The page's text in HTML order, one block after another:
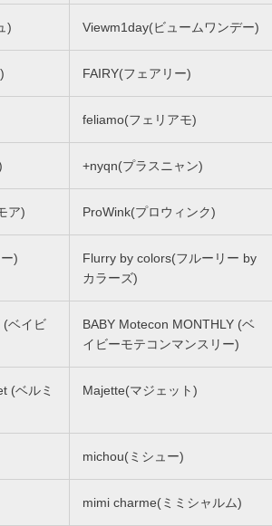
) Viewm1day(ビュームワンデー)
FAIRY(フェアリー)
feliamo(フェリアモ)
+nyqn(プラスニャン)
ア) ProWink(プロウィンク)
)
Flurry by colors(フルーリー by
カラーズ)
(ベイビ
BABY Motecon MONTHLY (ベ
イビーモテコンマンスリー)
(ベルミ
Majette(マジェット)
michou(ミシュー)
mimi charme(ミミシャルム)